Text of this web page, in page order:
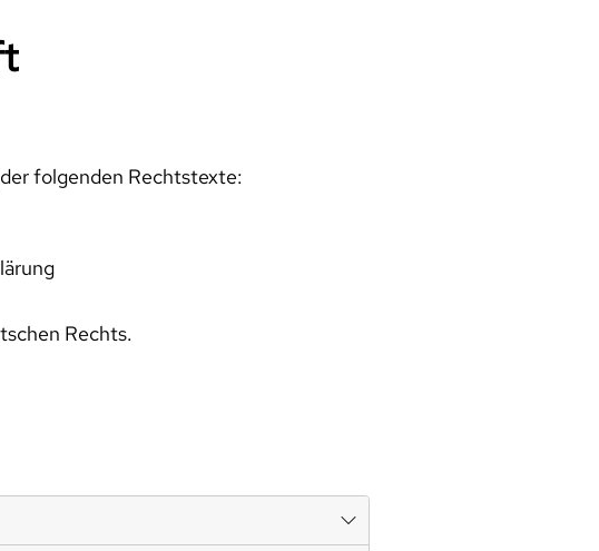
folgenden Rechtstexte:
Rechts.